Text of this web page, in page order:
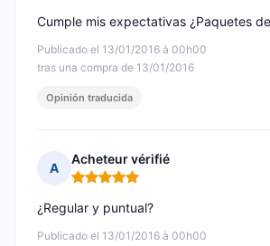
Publicado el 13/01/2016 à 00h00
tras una compra de 13/01/2016
Cumple mis expectativas ¿Paquetes
Opinión traducida
A
Acheteur vérifié
Nota: 5 de 5
Publicado el 13/01/2016 à 00h00
¿Regular y puntual?